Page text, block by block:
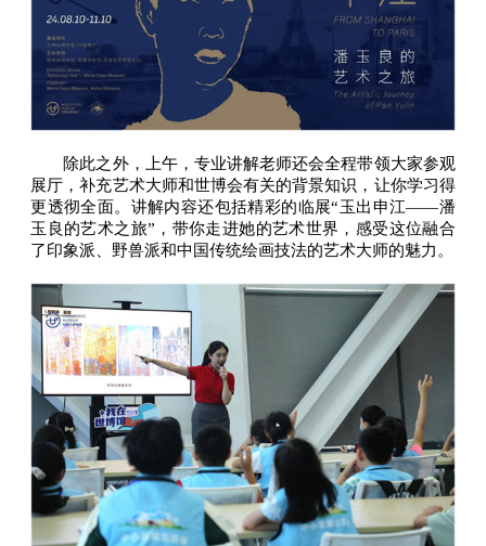
除此之外，上午，专业讲解老师还会全程带领大家参观
展厅，补充艺术大师和世博会有关的背景知识，让你学习得
更透彻全面。讲解内容还包括精彩的临展“玉出申江——潘
玉良的艺术之旅”，带你走进她的艺术世界，感受这位融合
了印象派、野兽派和中国传统绘画技法的艺术大师的魅力。